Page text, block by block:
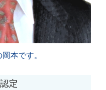
本です。
定